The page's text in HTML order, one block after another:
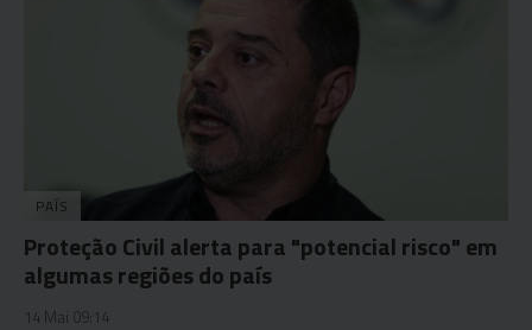
PAÍS
Proteção Civil alerta para "potencial risco" em
algumas regiões do país
14 Mai 09:14